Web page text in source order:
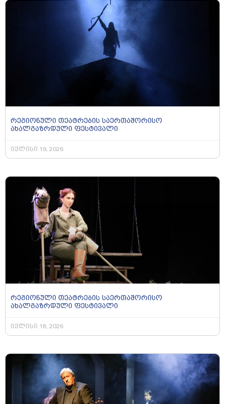
რეგიონული თეატრების საერთაშორისო
ახალგაზრდული ფესტივალი
ივლისი 19, 2026
რეგიონული თეატრების საერთაშორისო
ახალგაზრდული ფესტივალი
ივლისი 18, 2026